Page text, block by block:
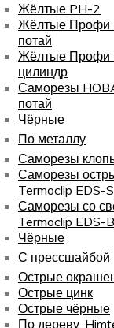
Жёлтые PH-2
Жёлтые Профи
потай
Жёлтые Профи
цилиндр
Саморезы
потай
Чёрные
По металлу
Саморезы
Саморезы
Termoclip EDS-S
Саморезы со
Termoclip EDS-B
Чёрные
С прессшайбой
Острые
Острые цинк
Острые чёрные
По дереву,